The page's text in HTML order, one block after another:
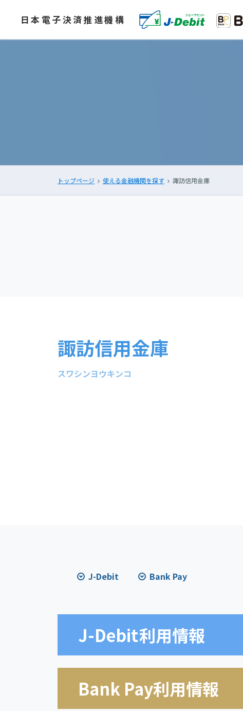
日本電子決済推進機構
トップページ 使える金融機関を探す 諏訪信用金庫
諏訪信用金庫
スワシンヨウキンコ
J-Debit Bank Pay
J-Debit利用情報
Bank Pay利用情報